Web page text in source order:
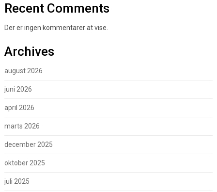
Recent Comments
Der er ingen kommentarer at vise.
Archives
august 2026
juni 2026
april 2026
marts 2026
december 2025
oktober 2025
juli 2025